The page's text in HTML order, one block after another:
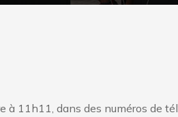
11h11, dans des numéros de